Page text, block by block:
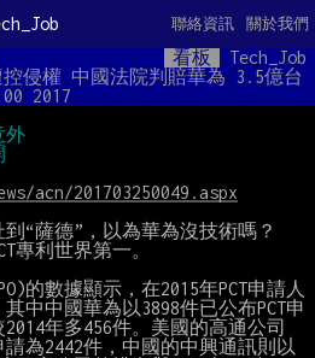
關於我們
聯絡資訊
看板
Tech_Job
侵權 中國法院判賠華為 3.5億台
2017
acn/201703250049.aspx
“薩德”，以為華為沒技術嗎？
專利世界第一。
的數據顯示，在2015年PCT申請人
中中國華為以3898件已公布PCT申
年多456件。美國的高通公司
為2442件，中國的中興通訊則以